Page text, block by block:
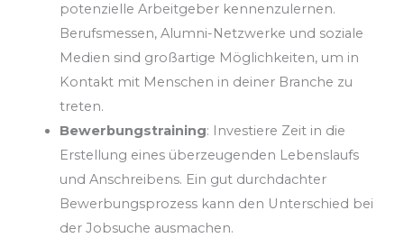
potenzielle Arbeitgeber kennenzulernen.
Berufsmessen, Alumni-Netzwerke und soziale
Medien sind großartige Möglichkeiten, um in
Kontakt mit Menschen in deiner Branche zu
treten.
Bewerbungstraining: Investiere Zeit in die
Erstellung eines überzeugenden Lebenslaufs
und Anschreibens. Ein gut durchdachter
Bewerbungsprozess kann den Unterschied bei
der Jobsuche ausmachen.